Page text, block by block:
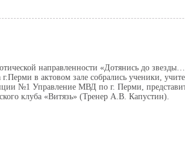
направленности «Дотянись до
в актовом зале собрались ученики,
№1 Управление МВД по г. Перми,
клуба «Витязь» (Тренер А.В. Капустин).